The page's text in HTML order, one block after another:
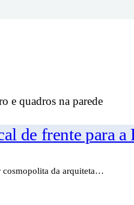
de frente para a
cosmopolita da arquiteta…